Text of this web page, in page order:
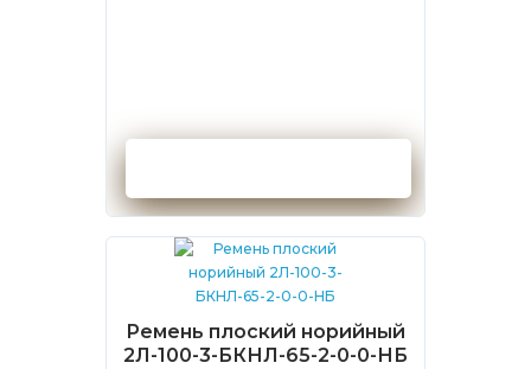
Ремень плоский норийный
2Л-100-3-БКНЛ-65-2-0-0-НБ